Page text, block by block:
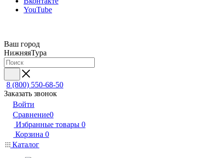
YouTube
Ваш город
НижняяТура
8 (800) 550-68-50
Заказать звонок
Войти
Сравнение0
Избранные товары 0
Корзина 0
Каталог